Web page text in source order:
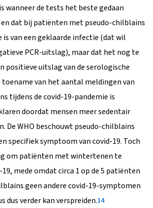
wanneer de tests het beste gedaan
dat bij patiënten met pseudo-chilblains
van een geklaarde infectie (dat wil
PCR-uitslag), maar dat het nog te
positieve uitslag van de serologische
toename van het aantal meldingen van
tijdens de covid-19-pandemie is
doordat mensen meer sedentair
De WHO beschouwt pseudo-chilblains
specifiek symptoom van covid-19. Toch
om patiënten met wintertenen te
mede omdat circa 1 op de 5 patiënten
geen andere covid-19-symptomen
dus verder kan verspreiden.14